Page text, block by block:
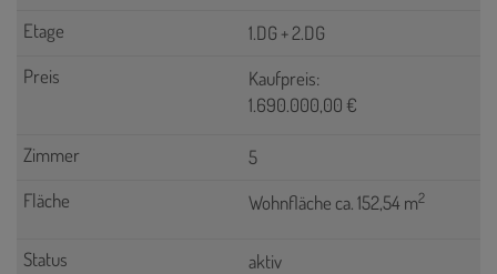
1.DG + 2.DG
Kaufpreis:
1.690.000,00 €
5
Wohnfläche ca. 152,54 m2
aktiv